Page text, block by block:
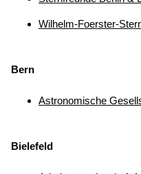
Wilhelm-Foerster-
Bern
Astronomische
Bielefeld